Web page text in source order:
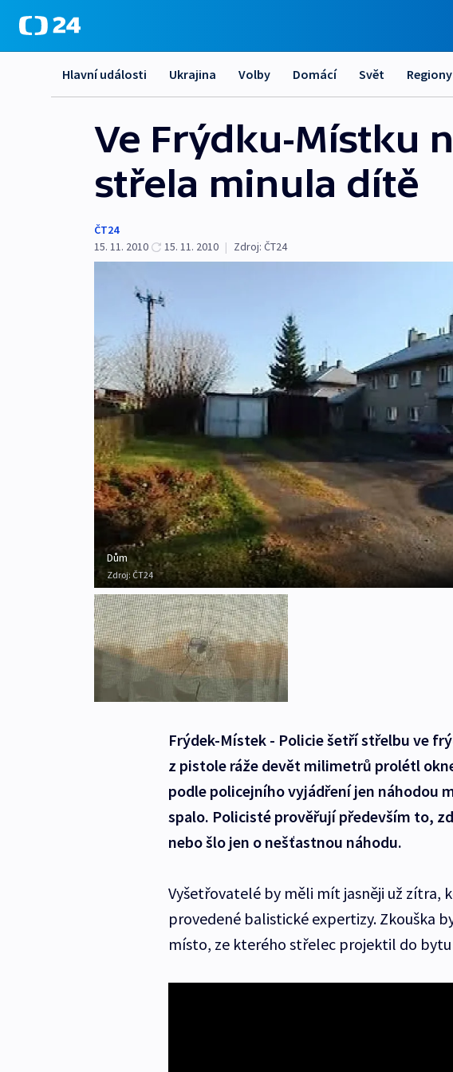
Hlavní události Ukrajina Volby Domácí Svět Regiony
Ve Frýdku-Místku
střela minula dítě
ČT24
15. 11. 2010
15. 11. 2010 | Zdroj: ČT24
Dům
Zdroj: ČT24
Frýdek-Místek - Policie šetří střelbu ve
z pistole ráže devět milimetrů prolétl
podle policejního vyjádření jen náhodou
spalo. Policisté prověřují především to,
nebo šlo jen o nešťastnou náhodu.
Vyšetřovatelé by měli mít jasněji už zítra,
provedené balistické expertizy. Zkouška
místo, ze kterého střelec projektil do